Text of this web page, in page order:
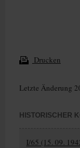
Drucken
Letzte Änderung
HISTORISCHER
I/65 (15. 09.